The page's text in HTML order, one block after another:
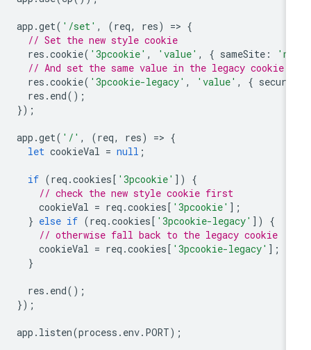
app.get('/set', (req, res) =
// Set the new style cookie
res.cookie('3pcookie' , 'value' { sameSite :
// And set the same value in the legacy cookie
res.cookie('3pcookie-legacy' , 'value' { secure
res.end
app.get( '/', (req, res) =
let cookieVal = null
if ( req.cookies['3pcookie' ])
// check the new style cookie first
cookieVal
= req.cookies['3pcookie'
} else if ( req.cookies['3pcookie-legacy' ])
// otherwise fall back to the legacy cookie
cookieVal
= req.cookies['3pcookie-legacy'
res.end
app.listen(process.env.PORT